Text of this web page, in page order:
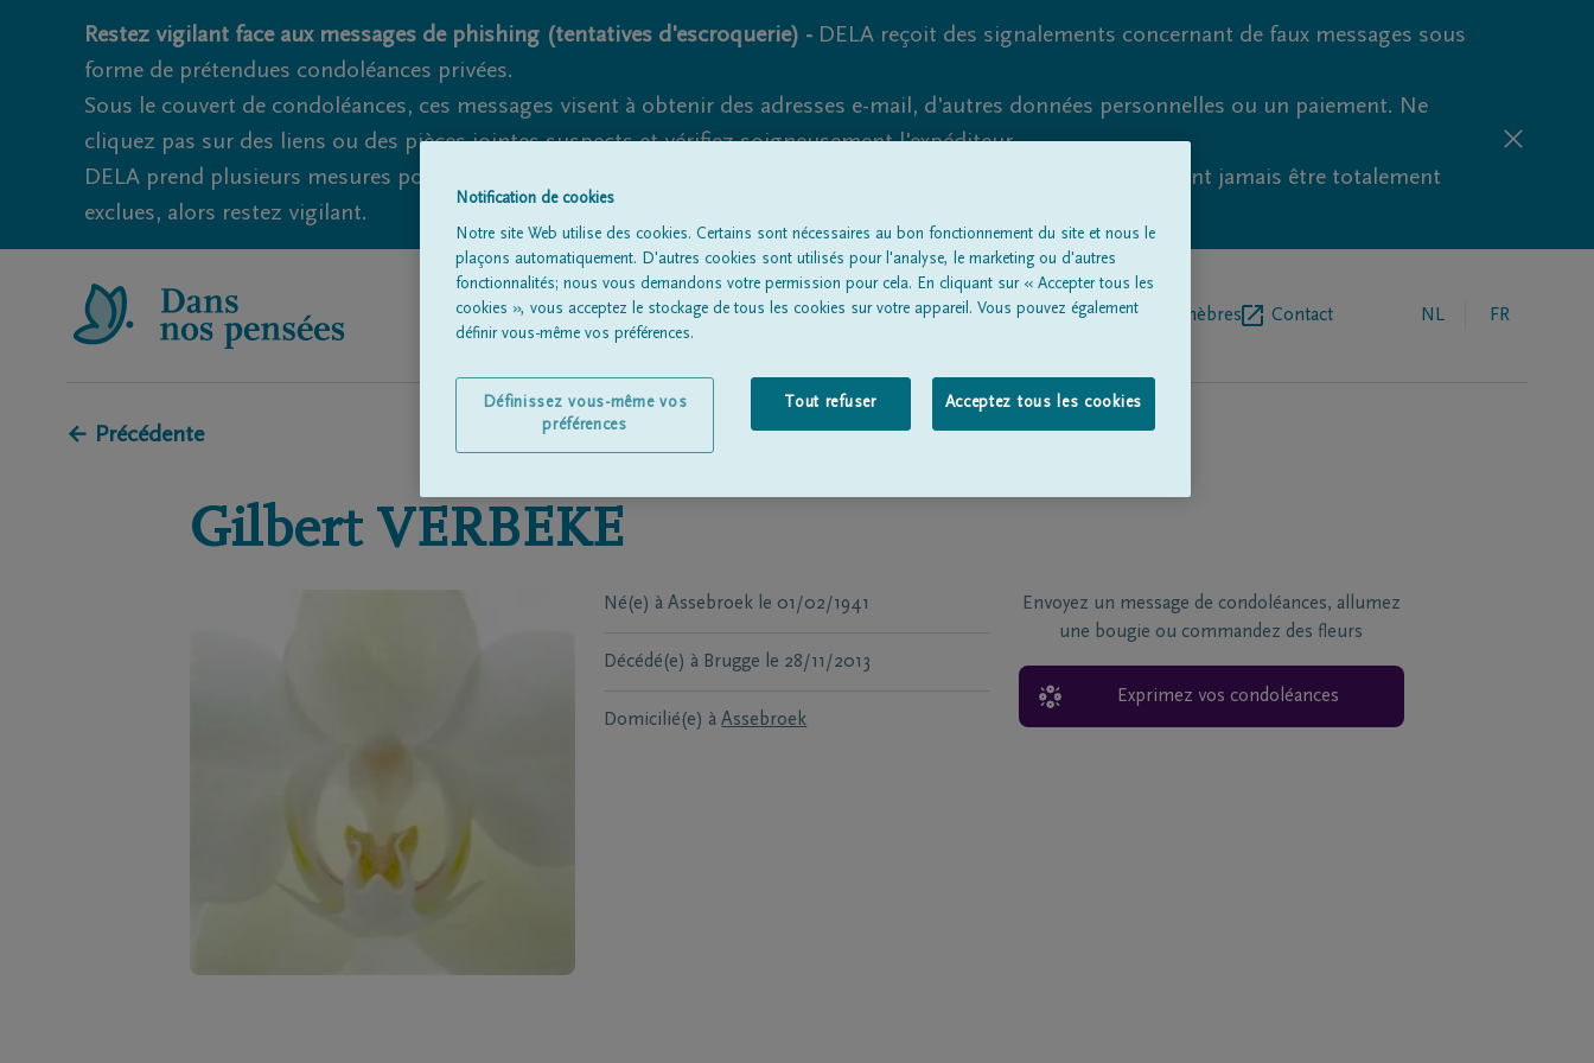
Restez vigilant face aux messages de phishing (tentatives d'escroquerie) - DELA reçoit des signalements concernant de faux messages sous
forme de prétendues condoléances privées.
Sous le couvert de condoléances, ces messages visent à obtenir des adresses e-mail, d'autres données personnelles ou un paiement. Ne
cliquez pas sur des liens ou des pièces jointes suspects et vérifiez soigneusement l'expéditeur.
DELA prend plusieurs mesures pour éviter cela. Cependant, les tentatives d'hameçonnage et de fraude ne peuvent jamais être totalement
exclues, alors restez vigilant.
Tous les avis de décèsÀ propos de nousEntrepreneur de pompes funèbres Contact NL FR
← Précédente
Gilbert VERBEKE
Né(e) à Assebroek le 01/02/1941
Décédé(e) à Brugge le 28/11/2013
Domicilié(e) à Assebroek
Envoyez un message de condoléances, allumez
une bougie ou commandez des fleurs
Exprimez vos condoléances
Notification de cookies
Notre site Web utilise des cookies. Certains sont nécessaires au bon fonctionnement du site et nous le
plaçons automatiquement. D'autres cookies sont utilisés pour l'analyse, le marketing ou d'autres
fonctionnalités; nous vous demandons votre permission pour cela. En cliquant sur « Accepter tous les
cookies », vous acceptez le stockage de tous les cookies sur votre appareil. Vous pouvez également
définir vous-même vos préférences.
Tout refuser Acceptez tous les cookies
Définissez vous-même vos
préférences